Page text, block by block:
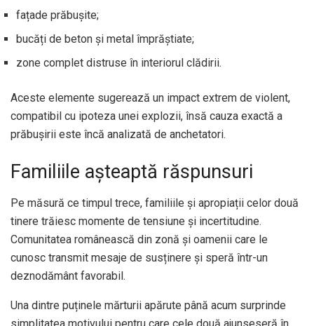
fațade prăbușite;
bucăți de beton și metal împrăștiate;
zone complet distruse în interiorul clădirii.
Aceste elemente sugerează un impact extrem de violent,
compatibil cu ipoteza unei explozii, însă cauza exactă a
prăbușirii este încă analizată de anchetatori.
Familiile așteaptă răspunsuri
Pe măsură ce timpul trece, familiile și apropiații celor două
tinere trăiesc momente de tensiune și incertitudine.
Comunitatea românească din zonă și oamenii care le
cunosc transmit mesaje de susținere și speră într-un
deznodământ favorabil.
Una dintre puținele mărturii apărute până acum surprinde